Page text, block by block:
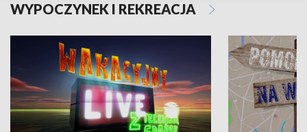
WYPOCZYNEK I REKREACJA